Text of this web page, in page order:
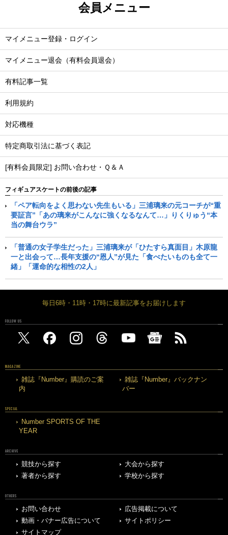
会員メニュー
マイメニュー登録・ログイン
マイメニュー退会（有料会員退会）
有料記事一覧
利用規約
対応機種
特定商取引法に基づく表記
[有料会員限定] お問い合わせ・Ｑ＆Ａ
フィギュアスケートの前後の記事
「ペア転向をよく思わない先生もいる」三浦璃来の元コーチが“重
要証言”「あの璃来がこんなに強くなるなんて…」りくりゅう“本
当の舞台ウラ”
「普通の女子学生だった」三浦璃来が「ひたすら真面目」木原龍
一と出会って…長年支援の“恩人”が見た「食べたいものも全て一
緒」「運命的な相性の2人」
毎日6時・11時・17時に最新記事をお届けします
FOLLOW US
MAGAZINE
雑誌『Number』購読のご案
内
雑誌『Number』バックナン
バー
SPECIAL
Number SPORTS OF THE
YEAR
ARCHIVE
競技から探す
大会から探す
著者から探す
学校から探す
OTHERS
お問い合わせ
広告掲載について
動画・バナー広告について
サイトポリシー
サイトマップ